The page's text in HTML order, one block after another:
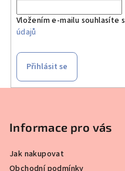
Vložením e-mailu souhlasíte s
údajů
Přihlásit se
Informace pro vás
Jak nakupovat